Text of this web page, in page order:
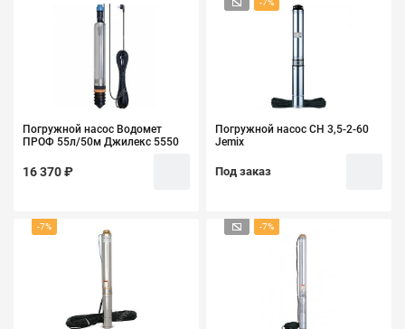
Погружной насос Водомет
ПРОФ 55л/50м Джилекс 5550
16 370 ₽
-7%
Погружной насос СН 3,5-2-60
Jemix
Под заказ
-7% -7%